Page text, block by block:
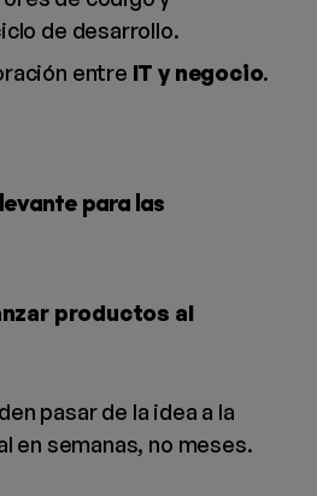
de desarrollo.
entre IT y negocio.
para las
productos al
pasar de la idea a la
en semanas, no meses.